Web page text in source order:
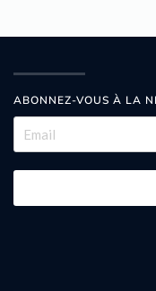
ABONNEZ-VOUS À LA